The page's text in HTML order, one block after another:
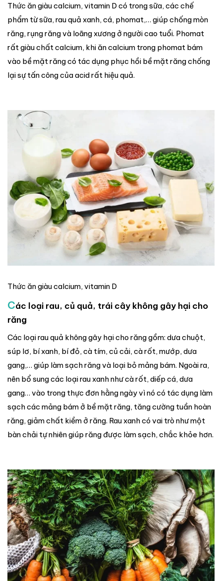
Thức ăn giàu calcium, vitamin D có trong sữa, các chế
phẩm từ sữa, rau quả xanh, cá, phomat,… giúp chống mòn
răng, rụng răng và loãng xương ở người cao tuổi. Phomat
rất giàu chất calcium, khi ăn calcium trong phomat bám
vào bề mặt răng có tác dụng phục hồi bề mặt răng chống
lại sự tấn công của acid rất hiệu quả.
Thức ăn giàu calcium, vitamin D
Các loại rau, củ quả, trái cây không gây hại cho
răng
Các loại rau quả không gây hại cho răng gồm: dưa chuột,
súp lơ, bí xanh, bí đỏ, cà tím, củ cải, cà rốt, mướp, dưa
gang,… giúp làm sạch răng và loại bỏ mảng bám. Ngoài ra,
nên bổ sung các loại rau xanh như cà rốt, diếp cá, dưa
gang… vào trong thực đơn hằng ngày vì nó có tác dụng làm
sạch các mảng bám ở bề mặt răng, tăng cường tuần hoàn
răng, giảm chất kiềm ở răng. Rau xanh có vai trò như một
bàn chải tự nhiên giúp răng được làm sạch, chắc khỏe hơn.